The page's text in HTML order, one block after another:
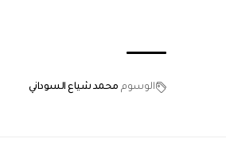
الوسوم محمد شياع السوداني